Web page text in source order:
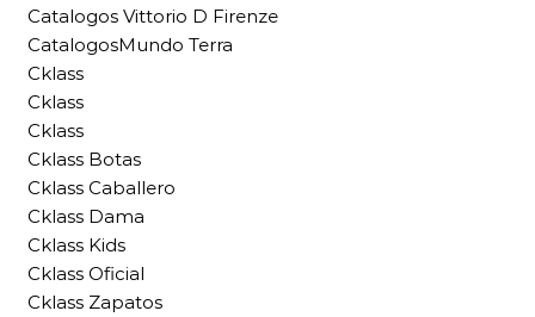
Catalogos Vittorio D Firenze
CatalogosMundo Terra
Cklass
Cklass
Cklass
Cklass Botas
Cklass Caballero
Cklass Dama
Cklass Kids
Cklass Oficial
Cklass Zapatos